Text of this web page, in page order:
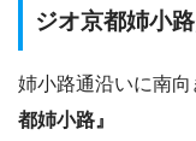
ジオ京都姉小
姉小路通沿いに南
都姉小路』